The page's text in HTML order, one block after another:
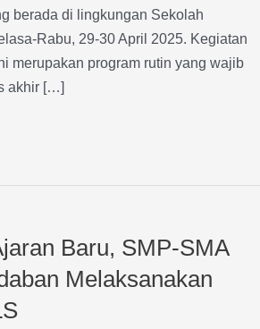
berada di lingkungan Sekolah
Rabu, 29-30 April 2025. Kegiatan
merupakan program rutin yang wajib
akhir […]
Baru, SMP-SMA
Melaksanakan